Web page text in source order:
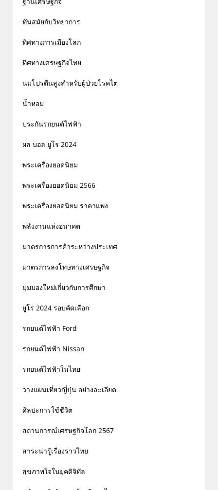
ทันสมัยกับวิทยาการ
ทิศทางการเมืองโลก
ทิศทางเศรษฐกิจไทย
นมโปรตีนสูงสำหรับผู้ป่วยโรคไต
น้ำหอม
ประกันรถยนต์ไฟฟ้า
ผล บอล ยูโร 2024
พระเครื่องยอดนิยม
พระเครื่องยอดนิยม 2566
พระเครื่องยอดนิยม ราคาแพง
พลังงานแห่งอนาคต
มาตรการการค้าระหว่างประเทศ
มาตรการลงโทษทางเศรษฐกิจ
มุมมองใหม่เกี่ยวกับการศึกษา
ยูโร 2024 รอบคัดเลือก
รถยนต์ไฟฟ้า Ford
รถยนต์ไฟฟ้า Nissan
รถยนต์ไฟฟ้าในไทย
วางแผนเที่ยวญี่ปุ่น อย่างละเอียด
ศิลปะการใช้ชีวิต
สถานการณ์เศรษฐกิจโลก 2567
สาระน่ารู้เรื่องราวไทย
สุขภาพใจในยุคดิจิทัล